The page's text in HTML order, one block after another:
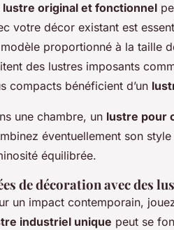
lustre original et fonctionnel
votre décor existant est
proportionné à la taille
des lustres imposants
compacts bénéficient d’un
une chambre, un lustre pour
éventuellement son
équilibrée.
de décoration avec des
un impact contemporain,
industriel unique peut se